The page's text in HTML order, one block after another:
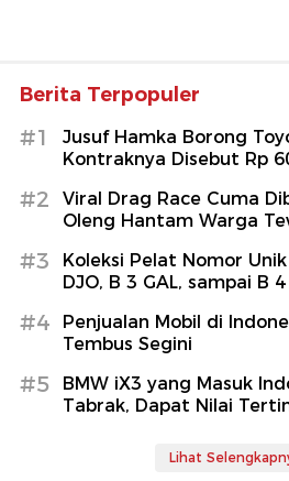
Berita Terpopuler
#1
Jusuf Hamka Borong
Kontraknya Disebut Rp
#2
Viral Drag Race Cuma
Oleng Hantam Warga
#3
Koleksi Pelat Nomor
DJO, B 3 GAL, sampai B
#4
Penjualan Mobil di
Tembus Segini
#5
BMW iX3 yang Masuk
Tabrak, Dapat Nilai
Lihat